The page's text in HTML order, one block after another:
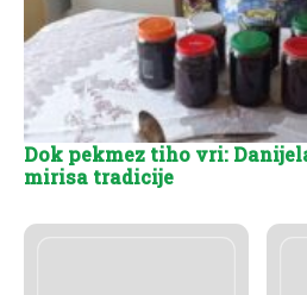
Dok pekmez tiho vri:
mirisa tradicije